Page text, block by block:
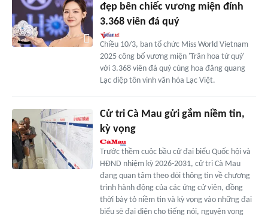
đẹp bên chiếc vương miện đính
3.368 viên đá quý
Chiều 10/3, ban tổ chức Miss World Vietnam
2025 công bố vương miện 'Trân hoa tứ quý'
với 3.368 viên đá quý cùng hoa đăng quang
Lạc diệp tôn vinh văn hóa Lạc Việt.
Cử tri Cà Mau gửi gắm niềm tin,
kỳ vọng
Trước thềm cuộc bầu cử đại biểu Quốc hội và
HÐND nhiệm kỳ 2026-2031, cử tri Cà Mau
đang quan tâm theo dõi thông tin về chương
trình hành động của các ứng cử viên, đồng
thời bày tỏ niềm tin và kỳ vọng vào những đại
biểu sẽ đại diện cho tiếng nói, nguyện vọng